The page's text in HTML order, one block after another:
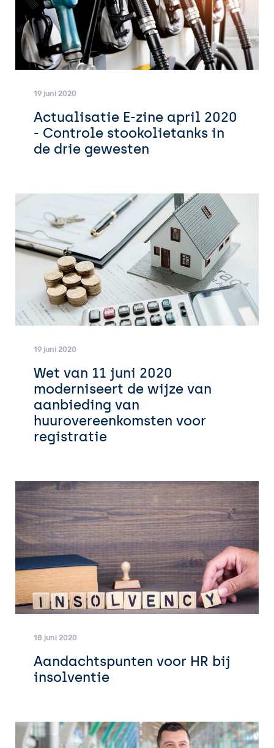
19 juni 2020
Actualisatie E-zine april 2020
- Controle stookolietanks in
de drie gewesten
19 juni 2020
Wet van 11 juni 2020
moderniseert de wijze van
aanbieding van
huurovereenkomsten voor
registratie
18 juni 2020
Aandachtspunten voor HR bij
insolventie